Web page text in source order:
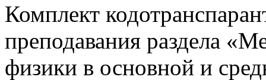
Комплект
преподавания раздела
физики в основной и